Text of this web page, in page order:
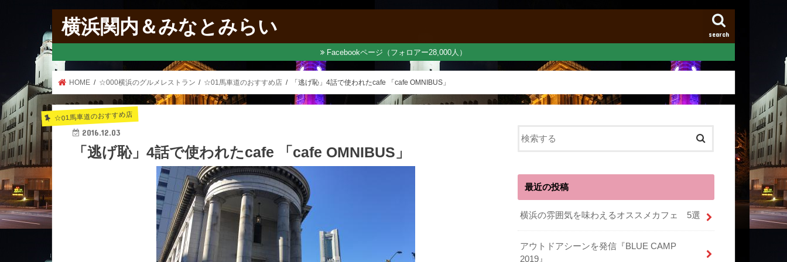
横浜関内＆みなとみらい search
Facebookページ（フォロアー28,000人）
HOME ☆000横浜のグルメレストラン ☆01馬車道のおすすめ店 「逃げ恥」4話で使われたcafe 「cafe OMNIBUS」
☆01馬車道のおすすめ店
2016.12.03
「逃げ恥」4話で使われたcafe 「cafe OMNIBUS」
最近の投稿
横浜の雰囲気を味わえるオススメカフェ 5選
アウトドアシーンを発信『BLUE CAMP
2019』